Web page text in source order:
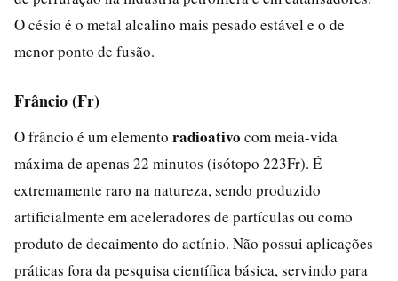
O césio é o metal alcalino mais pesado estável e o de
menor ponto de fusão.
Frâncio (Fr)
O frâncio é um elemento radioativo com meia-vida
máxima de apenas 22 minutos (isótopo 223Fr). É
extremamente raro na natureza, sendo produzido
artificialmente em aceleradores de partículas ou como
produto de decaimento do actínio. Não possui aplicações
práticas fora da pesquisa científica básica, servindo para